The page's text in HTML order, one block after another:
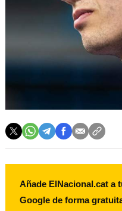
Añade ElNacional.cat a
Google de forma